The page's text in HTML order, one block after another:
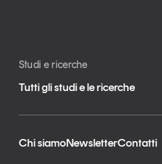
Studi e ricerche
Tutti gli studi e le ricerche
Chi siamoNewsletterContatti